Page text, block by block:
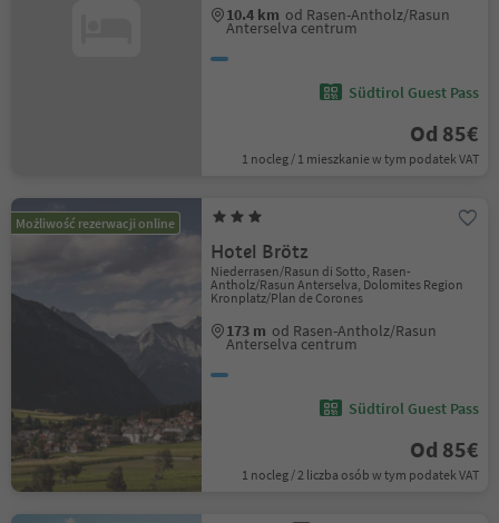
10.4 km od Rasen-Antholz/Rasun
Anterselva centrum
Südtirol Guest Pass
Od 85€
1 nocleg / 1 mieszkanie w tym podatek VAT
Możliwość rezerwacji online
Hotel Brötz
Niederrasen/Rasun di Sotto, Rasen-
Antholz/Rasun Anterselva, Dolomites Region
Kronplatz/Plan de Corones
173 m od Rasen-Antholz/Rasun
Anterselva centrum
Südtirol Guest Pass
Od 85€
1 nocleg / 2 liczba osób w tym podatek VAT